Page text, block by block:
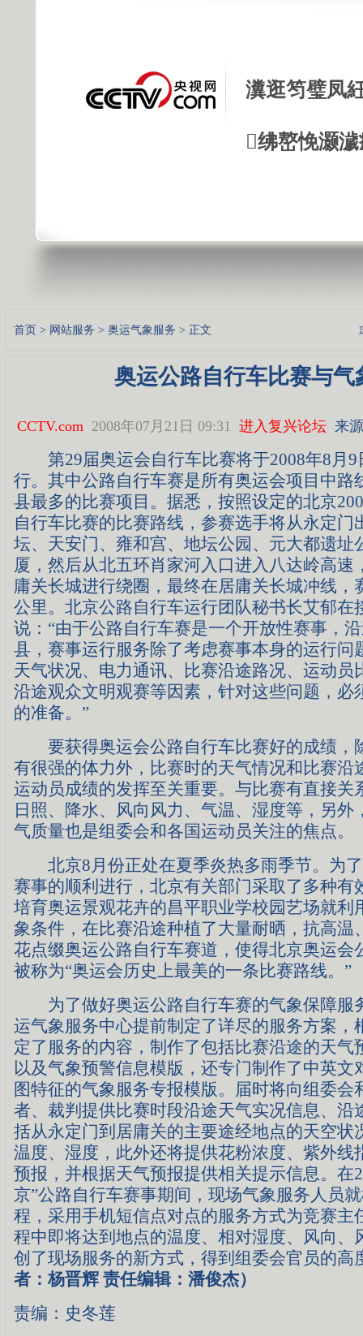
瀵逛笉璧凤
绋嶅悗灏
首页 > 网站服务 > 奥运气象服务 > 正文
奥运公路自行车比赛与气
CCTV.com 2008年07月21日 09:31 进入复兴论坛来源
第29届奥运会自行车比赛将于2008年8月
行。其中公路自行车赛是所有奥运会项目中路
县最多的比赛项目。据悉，按照设定的北京
自行车比赛的比赛路线，参赛选手将从永定门
坛、天安门、雍和宫、地坛公园、元大都遗址
厦，然后从北五环肖家河入口进入八达岭高速
庸关长城进行绕圈，最终在居庸关长城冲线，
公里。北京公路自行车运行团队秘书长艾郁在
说：“由于公路自行车赛是一个开放性赛事，
县，赛事运行服务除了考虑赛事本身的运行问
天气状况、电力通讯、比赛沿途路况、运动员
沿途观众文明观赛等因素，针对这些问题，必
的准备。”
要获得奥运会公路自行车比赛好的成绩，
有很强的体力外，比赛时的天气情况和比赛沿
运动员成绩的发挥至关重要。与比赛有直接关
日照、降水、风向风力、气温、湿度等，另外
气质量也是组委会和各国运动员关注的焦点。
北京8月份正处在夏季炎热多雨季节。为了
赛事的顺利进行，北京有关部门采取了多种有
培育奥运景观花卉的昌平职业学校园艺场就利
象条件，在比赛沿途种植了大量耐晒，抗高温
花点缀奥运公路自行车赛道，使得北京奥运会
被称为“奥运会历史上最美的一条比赛路线。”
为了做好奥运公路自行车赛的气象保障服
运气象服务中心提前制定了详尽的服务方案，
定了服务的内容，制作了包括比赛沿途的天气
以及气象预警信息模版，还专门制作了中英文
图特征的气象服务专报模版。届时将向组委会
者、裁判提供比赛时段沿途天气实况信息、沿
括从永定门到居庸关的主要途经地点的天空状
温度、湿度，此外还将提供花粉浓度、紫外线
预报，并根据天气预报提供相关提示信息。在
京”公路自行车赛事期间，现场气象服务人员
程，采用手机短信点对点的服务方式为竞赛主
程中即将达到地点的温度、相对湿度、风向、
创了现场服务的新方式，得到组委会官员的高
者：杨晋辉 责任编辑：潘俊杰）
责编：史冬莲